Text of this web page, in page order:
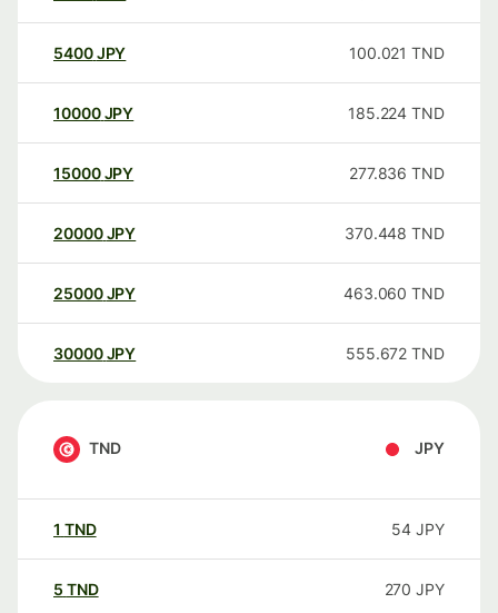
5400JPY 100.021 TND
10000 JPY 185.224 TND
15000 JPY 277.836 TND
20000 JPY 370.448 TND
25000 JPY 463.060 TND
30000 JPY 555.672 TND
TND JPY
1 TND 54 JPY
5 TND 270 JPY